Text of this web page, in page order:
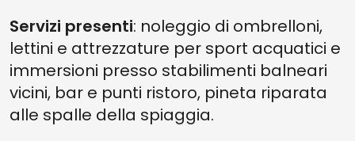
Servizi presenti: noleggio di ombrelloni,
lettini e attrezzature per sport acquatici e
immersioni presso stabilimenti balneari
vicini, bar e punti ristoro, pineta riparata
alle spalle della spiaggia.